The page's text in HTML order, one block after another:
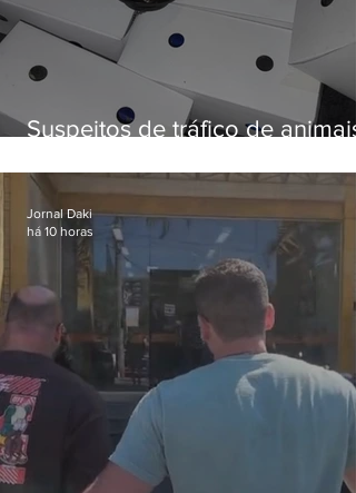
Suspeitos de tráfico de animais
aves
Jornal Daki
há 10 horas